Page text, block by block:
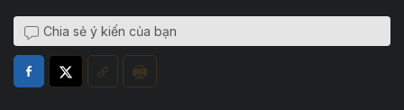
Chia sẻ ý kiến của bạn